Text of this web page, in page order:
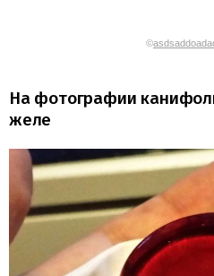
©
На фотографии
желе